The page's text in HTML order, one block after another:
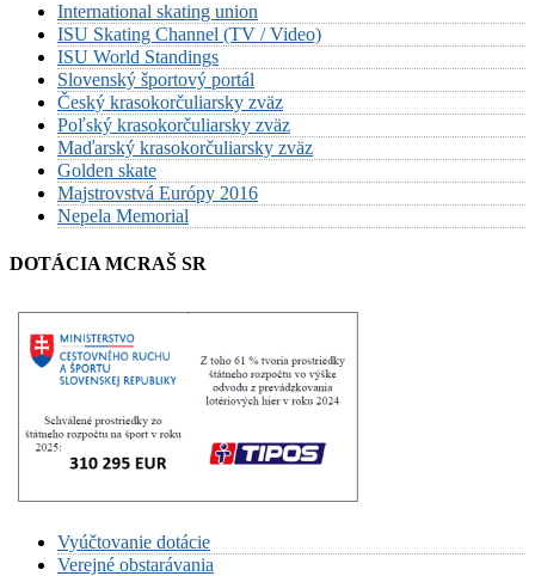
International skating union
ISU Skating Channel (TV / Video)
ISU World Standings
Slovenský športový portál
Český krasokorčuliarsky zväz
Poľský krasokorčuliarsky zväz
Maďarský krasokorčuliarsky zväz
Golden skate
Majstrovstvá Európy 2016
Nepela Memorial
DOTÁCIA MCRAŠ SR
Vyúčtovanie dotácie
Verejné obstarávania